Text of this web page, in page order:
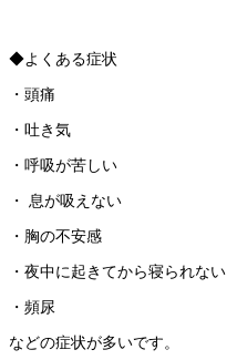
◆よくある症状
・頭痛
・吐き気
・呼吸が苦しい
・ 息が吸えない
・胸の不安感
・夜中に起きてから寝られない
・頻尿
などの症状が多いです。